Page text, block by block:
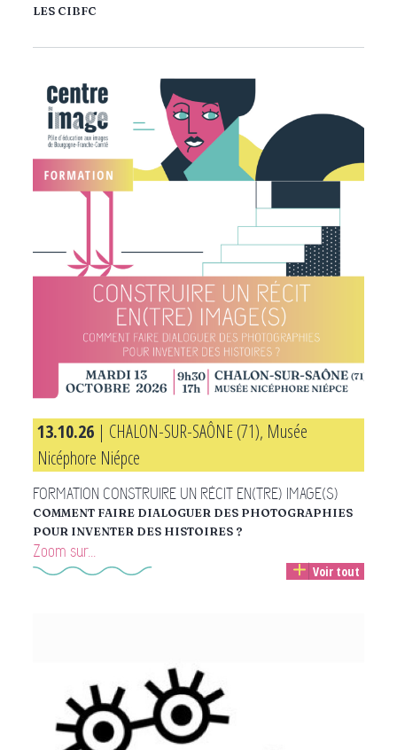
LES CIBFC
13.10.26 | CHALON-SUR-SAÔNE (71), Musée
Nicéphore Niépce
FORMATION CONSTRUIRE UN RÉCIT EN(TRE) IMAGE(S)
COMMENT FAIRE DIALOGUER DES PHOTOGRAPHIES
POUR INVENTER DES HISTOIRES ?
Zoom sur...
Voir tout